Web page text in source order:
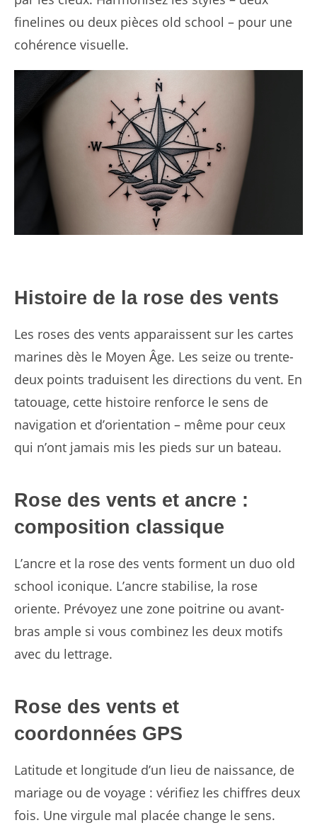
finelines ou deux pièces old school – pour une
cohérence visuelle.
Histoire de la rose des vents
Les roses des vents apparaissent sur les cartes
marines dès le Moyen Âge. Les seize ou trente-
deux points traduisent les directions du vent. En
tatouage, cette histoire renforce le sens de
navigation et d’orientation – même pour ceux
qui n’ont jamais mis les pieds sur un bateau.
Rose des vents et ancre :
composition classique
L’ancre et la rose des vents forment un duo old
school iconique. L’ancre stabilise, la rose
oriente. Prévoyez une zone poitrine ou avant-
bras ample si vous combinez les deux motifs
avec du lettrage.
Rose des vents et
coordonnées GPS
Latitude et longitude d’un lieu de naissance, de
mariage ou de voyage : vérifiez les chiffres deux
fois. Une virgule mal placée change le sens.